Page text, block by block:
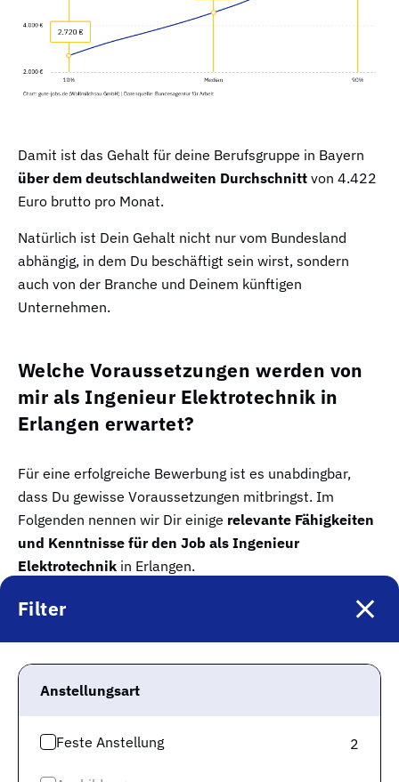
Filter
Anstellungsart
Feste Anstellung 2
Damit ist das Gehalt für deine Berufsgruppe in Bayern
über dem deutschlandweiten Durchschnitt von 4.422
Euro brutto pro Monat.
Natürlich ist Dein Gehalt nicht nur vom Bundesland
abhängig, in dem Du beschäftigt sein wirst, sondern
auch von der Branche und Deinem künftigen
Unternehmen.
Welche Voraussetzungen werden von
mir als Ingenieur Elektrotechnik in
Erlangen erwartet?
Für eine erfolgreiche Bewerbung ist es unabdingbar,
dass Du gewisse Voraussetzungen mitbringst. Im
Folgenden nennen wir Dir einige relevante Fähigkeiten
und Kenntnisse für den Job als Ingenieur
Elektrotechnik in Erlangen.
Elektrizität
Grundsätze der Ingenieurwissenschaften
Umweltbedrohungen
Konstruktionszeichnungen
nachhaltige Installationsmaterialien